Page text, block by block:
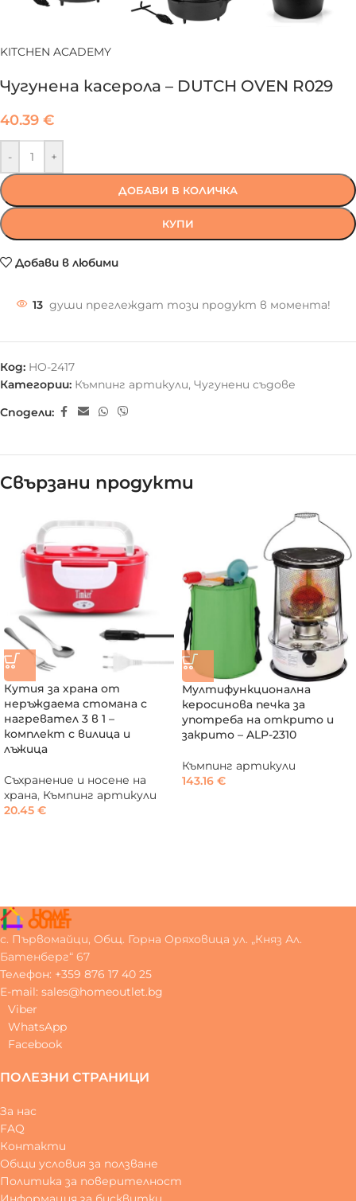
KITCHEN ACADEMY
Чугунена касерола – DUTCH OVEN R029
40.39 €
- +
ДОБАВИ В КОЛИЧКА
КУПИ
Добави в любими
13 души преглеждат този продукт в момента!
Код: HO-2417
Категории: Къмпинг артикули, Чугунени съдове
Сподели:
Свързани продукти
Кутия за храна от
неръждаема стомана с
нагревател 3 в 1 –
комплект с вилица и
лъжица
Съхранение и носене на
храна, Къмпинг артикули
20.45 €
Мултифункционална
керосинова печка за
употреба на открито и
закрито – ALP-2310
Къмпинг артикули
143.16 €
с. Първомайци, Общ. Горна Оряховица ул. „Княз Ал.
Батенберг“ 67
Телефон: +359 876 17 40 25
E-mail: sales@homeoutlet.bg
Viber
WhatsApp
Facebook
ПОЛЕЗНИ СТРАНИЦИ
За нас
FAQ
Контакти
Общи условия за ползване
Политика за поверителност